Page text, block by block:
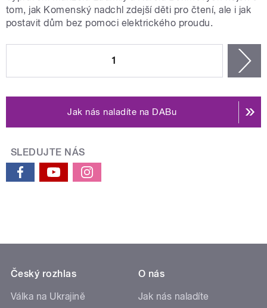
tom, jak Komenský nadchl zdejší děti pro čtení, ale i jak
postavit dům bez pomoci elektrického proudu.
1
Jak nás naladíte na DABu
SLEDUJTE NÁS
Český rozhlas
Válka na Ukrajině
O nás
Jak nás naladíte